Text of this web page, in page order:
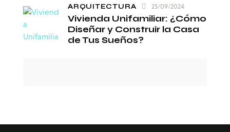
ARQUITECTURA 25/09/2024
Vivienda Unifamiliar: ¿Cómo
Diseñar y Construir la Casa
de Tus Sueños?